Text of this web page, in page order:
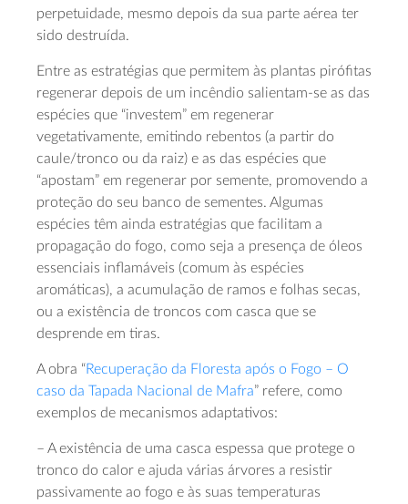
perpetuidade, mesmo depois da sua parte aérea ter
sido destruída.
Entre as estratégias que permitem às plantas pirófitas
regenerar depois de um incêndio salientam-se as das
espécies que “investem” em regenerar
vegetativamente, emitindo rebentos (a partir do
caule/tronco ou da raiz) e as das espécies que
“apostam” em regenerar por semente, promovendo a
proteção do seu banco de sementes. Algumas
espécies têm ainda estratégias que facilitam a
propagação do fogo, como seja a presença de óleos
essenciais inflamáveis (comum às espécies
aromáticas), a acumulação de ramos e folhas secas,
ou a existência de troncos com casca que se
desprende em tiras.
A obra “Recuperação da Floresta após o Fogo – O
caso da Tapada Nacional de Mafra” refere, como
exemplos de mecanismos adaptativos:
– A existência de uma casca espessa que protege o
tronco do calor e ajuda várias árvores a resistir
passivamente ao fogo e às suas temperaturas